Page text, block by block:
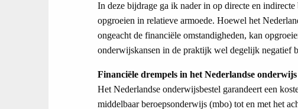
In deze bijdrage ga ik nader in op directe en
opgroeien in relatieve armoede. Hoewel het
ongeacht de financiële omstandigheden, kan
onderwijskansen in de praktijk wel degelijk negatief
Financiële drempels in het Nederlandse onderwijs
Het Nederlandse onderwijsbestel garandeert een
middelbaar beroepsonderwijs (mbo) tot en met het